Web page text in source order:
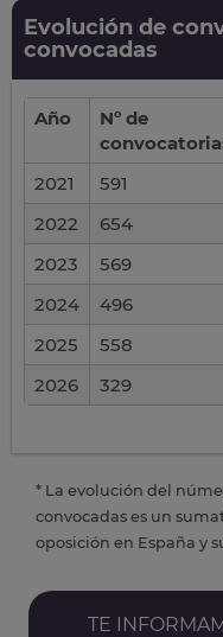
Evolución de
convocadas
Año
Nº de
2021
591
2022
654
2023
569
2024
496
2025
558
2026
329
* La evolución del
convocadas es un
oposición en España y
TE